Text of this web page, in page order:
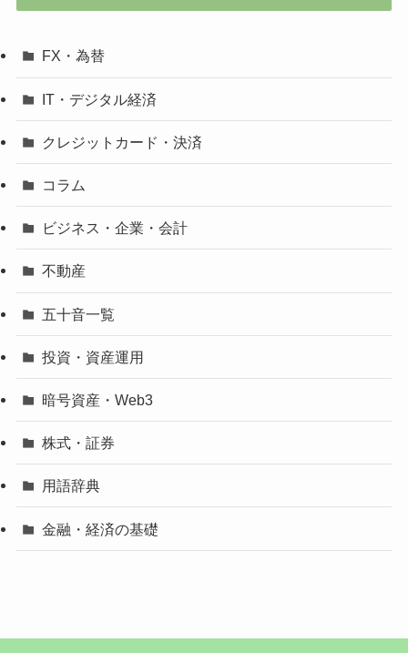
FX・為替
IT・デジタル経済
クレジットカード・決済
コラム
ビジネス・企業・会計
不動産
五十音一覧
投資・資産運用
暗号資産・Web3
株式・証券
用語辞典
金融・経済の基礎